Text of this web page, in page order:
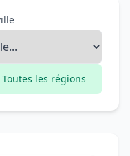
Toutes les régions